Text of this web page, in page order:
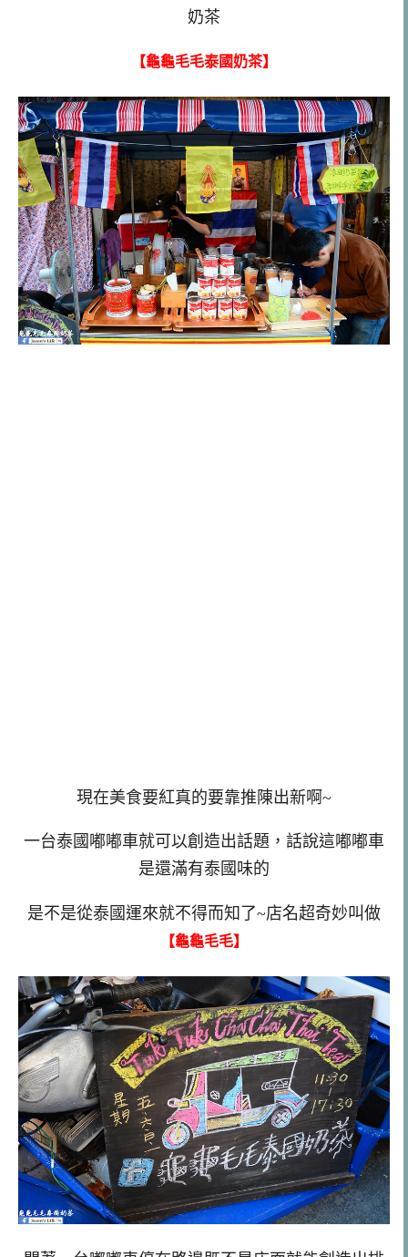
奶茶
【龜龜毛毛泰國奶茶】
現在美食要紅真的要靠推陳出新啊~
一台泰國嘟嘟車就可以創造出話題，話說這嘟嘟車
是還滿有泰國味的
是不是從泰國運來就不得而知了~店名超奇妙叫做
【龜龜毛毛】